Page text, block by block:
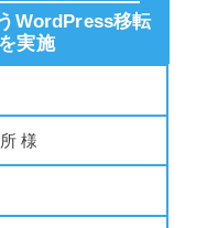
WordPress移転
実施
様